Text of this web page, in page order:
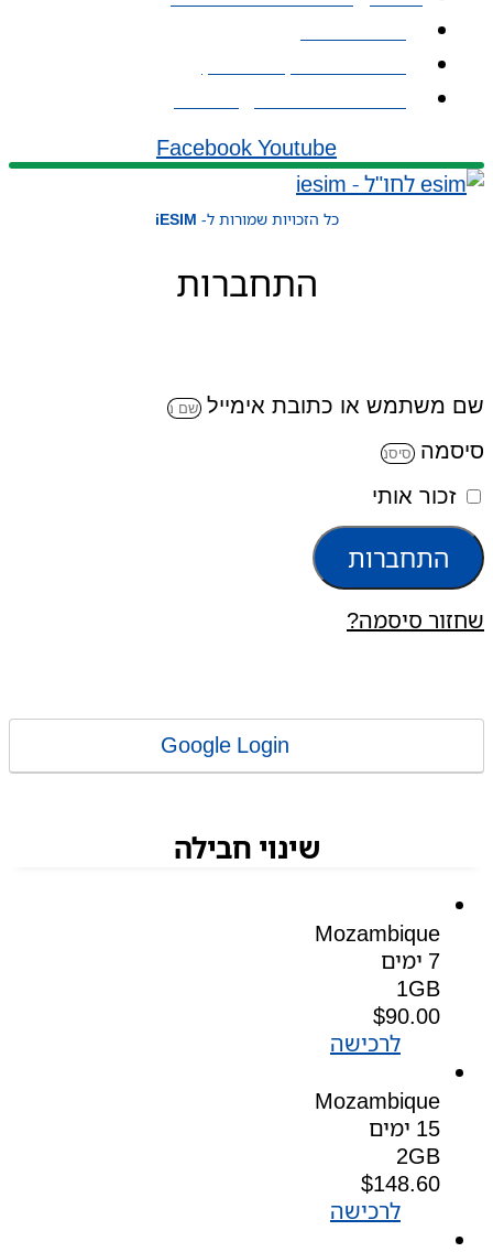
Facebook Youtube
כל הזכויות שמורות ל- iESIM
התחברות
שם משתמש או כתובת אימייל
סיסמה
זכור אותי
התחברות
שחזור סיסמה?
שינוי חבילה
Mozambique
7 ימים
1GB
$90.00
לרכישה
Mozambique
15 ימים
2GB
$148.60
לרכישה